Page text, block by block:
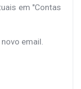
em "Contas
email.